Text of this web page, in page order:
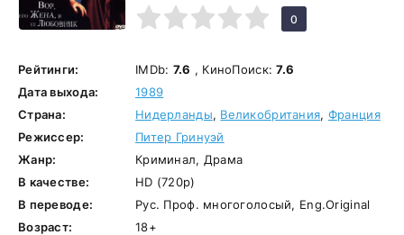
1
2 3 5
0
Рейтинги: IMDb: 7.6 , КиноПоиск:7.6
Дата выхода:
1989
Страна:
Нидерланды, Великобритания, Франция
Режиссер:
Питер Гринуэй
Жанр:
Криминал, Драма
В качестве:
HD (720p)
В переводе:
Рус. Проф. многоголосый, Eng.Original
Возраст:
18+